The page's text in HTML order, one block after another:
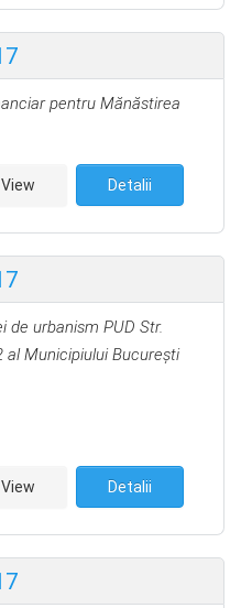
pentru Mănăstirea
View Detalii
de urbanism PUD Str.
al Municipiului Bucureşti
View Detalii